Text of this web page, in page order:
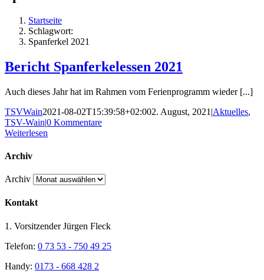
Startseite
Schlagwort:
Spanferkel 2021
Bericht Spanferkelessen 2021
Auch dieses Jahr hat im Rahmen vom Ferienprogramm wieder [...]
TSVWain2021-08-02T15:39:58+02:002. August, 2021 |Aktuelles,
TSV-Wain|0 Kommentare
Weiterlesen
Archiv
Archiv
Kontakt
1. Vorsitzender Jürgen Fleck
Telefon: 0 73 53 - 750 49 25
Handy: 0173 - 668 428 2